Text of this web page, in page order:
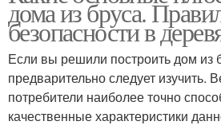
дома из бруса.
безопасности в
Если вы решили построить дом из
предварительно следует изучить.
потребители наиболее точно
качественные характеристики